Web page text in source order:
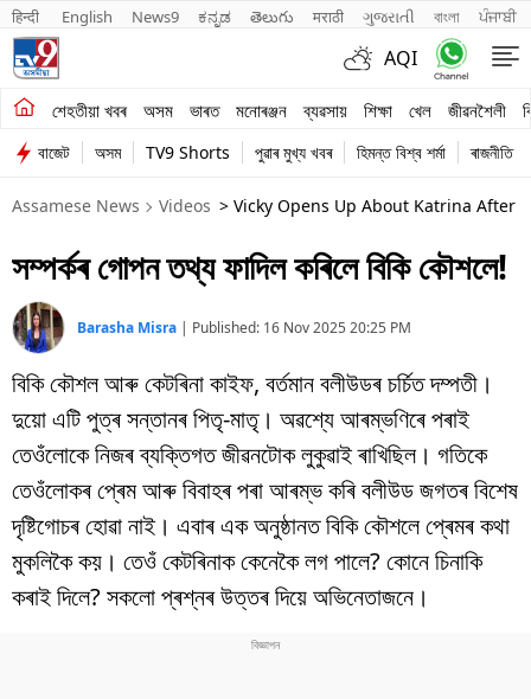
हिन्दी English News9 ಕನ್ನಡ తెలుగు मराठी ગુજરાતી বাংলা ਪੰਜਾਬੀ
AQI
শেহতীয়া খবৰ অসম ভাৰত মনোৰঞ্জন ব্যৱসায় শিক্ষা খেল জীৱনশৈলী
শেহতীয়া খবৰ
অসম
ভাৰত
মনোৰঞ্জন
ব্যৱসায়
শিক্ষা
খেল
জীৱনশৈলী
বিশ্ব
প্ৰযুক্তি
বাজেট অসম TV9 Shorts পুৱাৰ মুখ্য খবৰ হিমন্ত বিশ্ব শৰ্মা ৰাজনীতি
Assamese News Videos > Vicky Opens Up About Katrina After
সম্পৰ্কৰ গোপন তথ্য ফাদিল কৰিলে বিকি কৌশলে!
Barasha Misra | Published: 16 Nov 2025 20:25 PM
বিকি কৌশল আৰু কেটৰিনা কাইফ, বৰ্তমান বলীউডৰ চৰ্চিত দম্পতী।
দুয়ো এটি পুত্ৰ সন্তানৰ পিতৃ-মাতৃ। অৱশ্যে আৰম্ভণিৰে পৰাই
তেওঁলোকে নিজৰ ব্যক্তিগত জীৱনটোক লুকুৱাই ৰাখিছিল। গতিকে
তেওঁলোকৰ প্ৰেম আৰু বিবাহৰ পৰা আৰম্ভ কৰি বলীউড জগতৰ বিশেষ
দৃষ্টিগোচৰ হোৱা নাই। এবাৰ এক অনুষ্ঠানত বিকি কৌশলে প্ৰেমৰ কথা
মুকলিকৈ কয়। তেওঁ কেটৰিনাক কেনেকৈ লগ পালে? কোনে চিনাকি
কৰাই দিলে? সকলো প্ৰশ্নৰ উত্তৰ দিয়ে অভিনেতাজনে।